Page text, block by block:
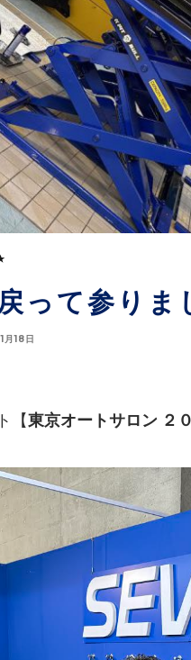
って参りま
18日
【東京オートサロン ２